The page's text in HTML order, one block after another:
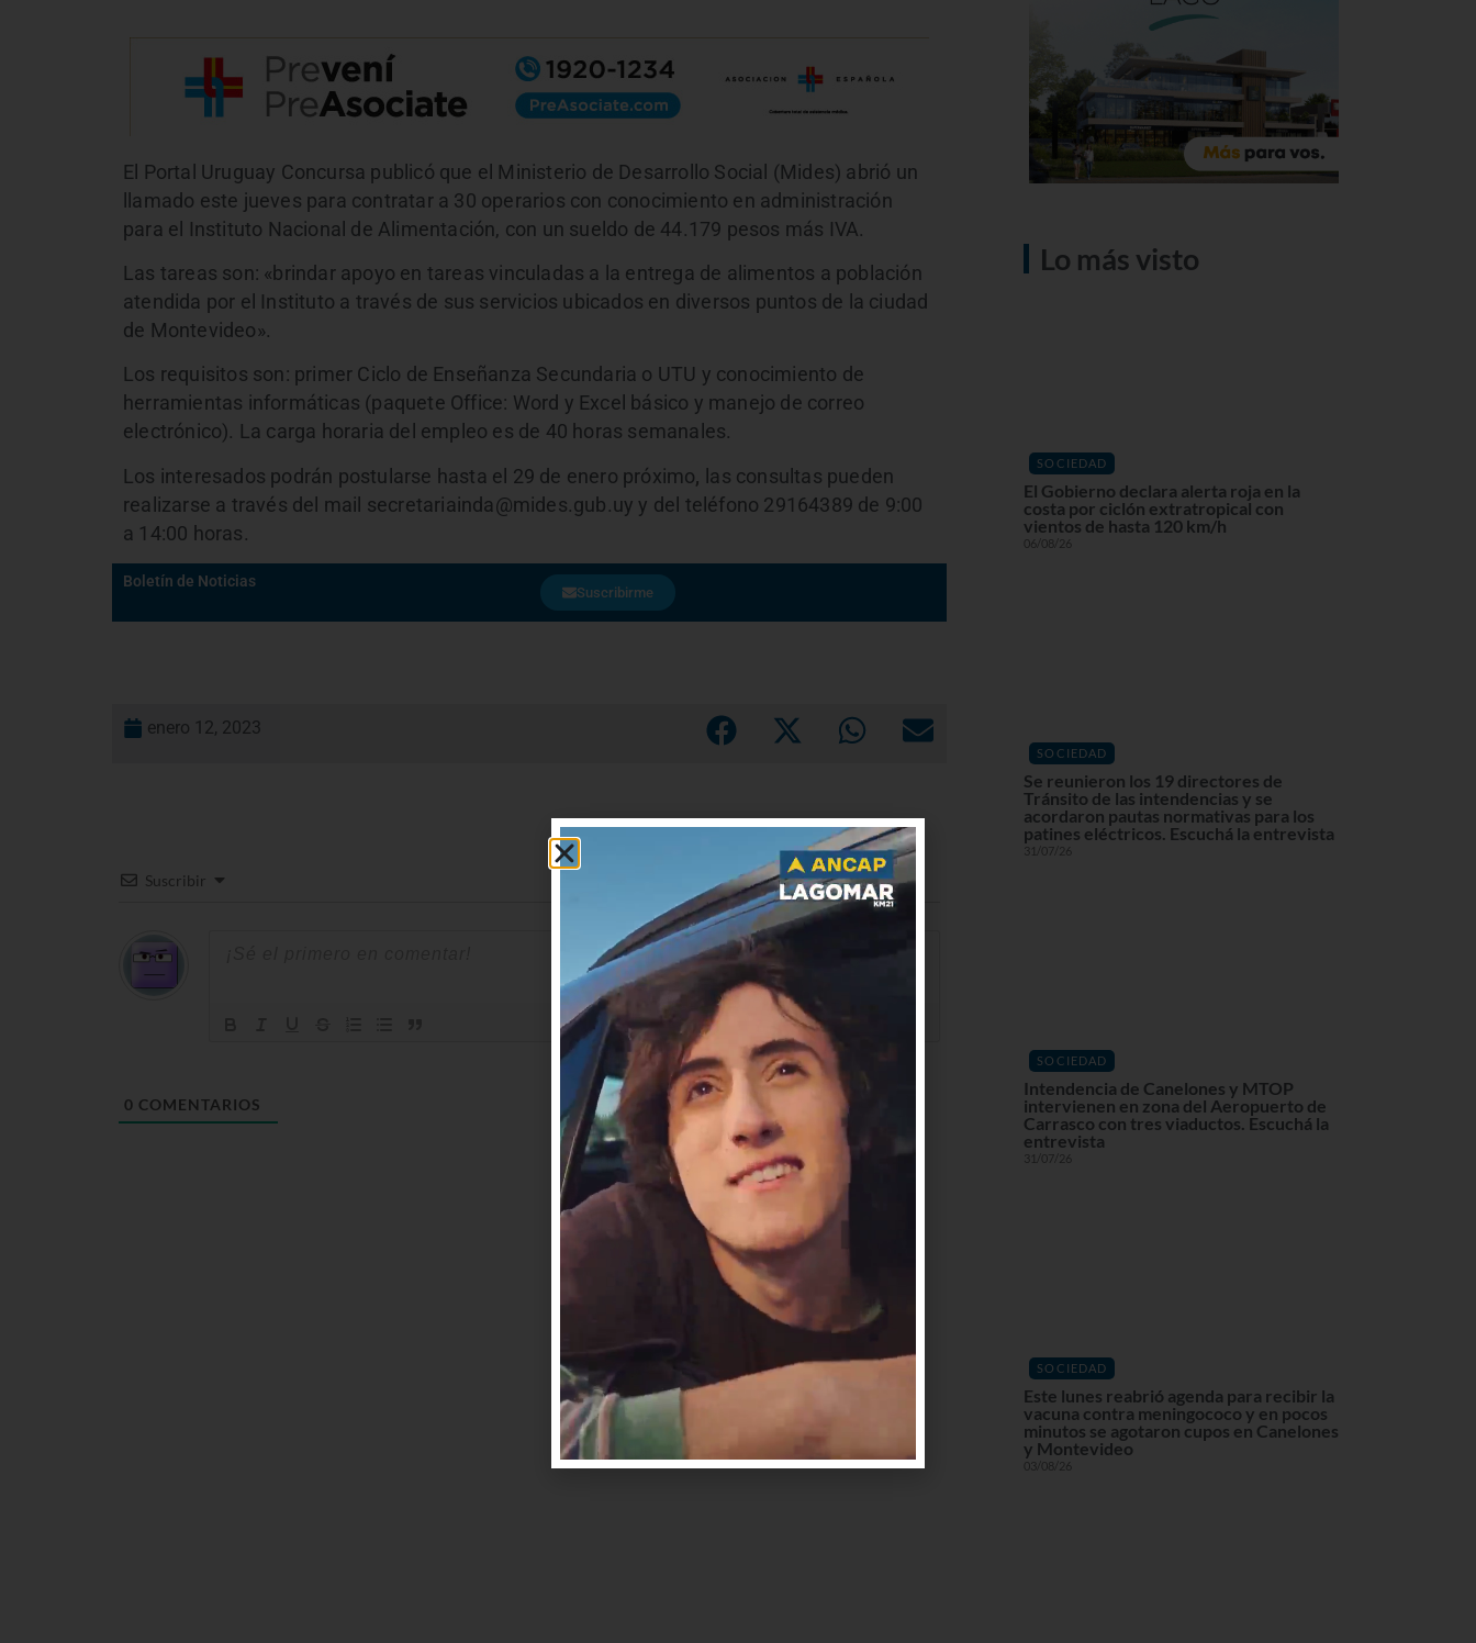
El Portal Uruguay Concursa publicó que el Ministerio de Desarrollo Social (Mides) abrió un
llamado este jueves para contratar a 30 operarios con conocimiento en administración
para el Instituto Nacional de Alimentación, con un sueldo de 44.179 pesos más IVA.
Las tareas son: «brindar apoyo en tareas vinculadas a la entrega de alimentos a población
atendida por el Instituto a través de sus servicios ubicados en diversos puntos de la ciudad
de Montevideo».
Los requisitos son: primer Ciclo de Enseñanza Secundaria o UTU y conocimiento de
herramientas informáticas (paquete Office: Word y Excel básico y manejo de correo
electrónico). La carga horaria del empleo es de 40 horas semanales.
Los interesados podrán postularse hasta el 29 de enero próximo, las consultas pueden
realizarse a través del mail secretariainda@mides.gub.uy y del teléfono 29164389 de 9:00
a 14:00 horas.
Boletín de Noticias
Suscribirme
enero 12, 2023
Suscribir
0 COMENTARIOS
Lo más visto
SOCIEDAD
El Gobierno declara alerta roja en la
costa por ciclón extratropical con
vientos de hasta 120 km/h
06/08/26
SOCIEDAD
Se reunieron los 19 directores de
Tránsito de las intendencias y se
acordaron pautas normativas para los
patines eléctricos. Escuchá la entrevista
31/07/26
SOCIEDAD
Intendencia de Canelones y MTOP
intervienen en zona del Aeropuerto de
Carrasco con tres viaductos. Escuchá la
entrevista
31/07/26
SOCIEDAD
Este lunes reabrió agenda para recibir la
vacuna contra meningococo y en pocos
minutos se agotaron cupos en Canelones
y Montevideo
03/08/26